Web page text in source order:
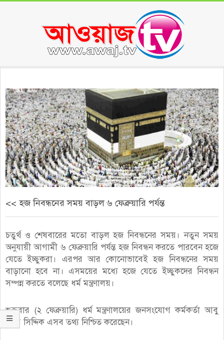
Menu
<< হজ নিবন্ধনের সময় বাড়ল ৬ ফেব্রুয়ারি পর্যন্ত
চতুর্থ ও শেষবারের মতো বাড়ল হজ নিবন্ধনের সময়। নতুন সময়
অনুযায়ী আগামী ৬ ফেব্রুয়ারি পর্যন্ত হজ নিবন্ধন করতে পারবেন হজে
যেতে ইচ্ছুকরা। এরপর আর কোনোভাবেই হজ নিবন্ধনের সময়
বাড়ানো হবে না। এসময়ের মধ্যে হজে যেতে ইচ্ছুকদের নিবন্ধন
সম্পন্ন করতে বলেছে ধর্ম মন্ত্রণালয়।
শুক্রবার (২ ফেব্রুয়ারি) ধর্ম মন্ত্রণালয়ের জনসংযোগ কর্মকর্তা আবু
বক্কর সিদ্দিক এসব তথ্য নিশ্চিত করেছেন।